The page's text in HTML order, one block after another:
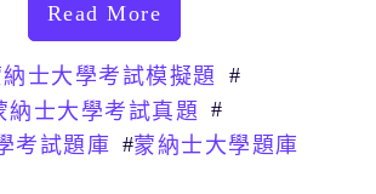
Read More
士大學考試模擬題
#
納士大學考試真題
#
考試題庫 #蒙納士大學題庫